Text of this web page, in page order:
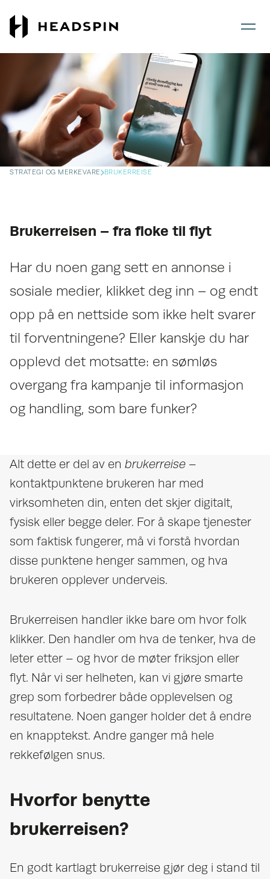
Gå
forsiden
STRATEGI OG MERKEVARE BRUKERREISE
Brukerreisen – fra floke til flyt
Har du noen gang sett en annonse i
sosiale medier, klikket deg inn – og endt
opp på en nettside som ikke helt svarer
til forventningene? Eller kanskje du har
opplevd det motsatte: en sømløs
overgang fra kampanje til informasjon
og handling, som bare funker?
Alt dette er del av en brukerreise –
kontaktpunktene brukeren har med
virksomheten din, enten det skjer digitalt,
fysisk eller begge deler. For å skape tjenester
som faktisk fungerer, må vi forstå hvordan
disse punktene henger sammen, og hva
brukeren opplever underveis.
Brukerreisen handler ikke bare om hvor folk
klikker. Den handler om hva de tenker, hva de
leter etter – og hvor de møter friksjon eller
flyt. Når vi ser helheten, kan vi gjøre smarte
grep som forbedrer både opplevelsen og
resultatene. Noen ganger holder det å endre
en knapptekst. Andre ganger må hele
rekkefølgen snus.
Hvorfor benytte
brukerreisen?
En godt kartlagt brukerreise gjør deg i stand til